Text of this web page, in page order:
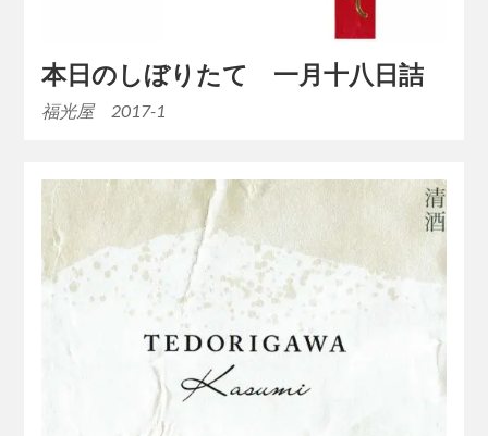
本日のしぼりたて 一月十八日詰
福光屋 2017-1